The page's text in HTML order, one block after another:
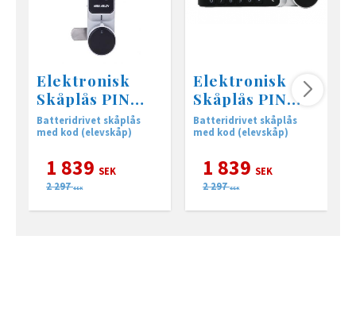
Elektronisk
Skåplås PIN
vertikal •22mm
Batteridrivet skåplås
med kod (elevskåp)
1 839 SEK
2 297 SEK
Elektronisk
Skåplås PIN
höger • 15mm
Batteridrivet skåplås
med kod (elevskåp)
1 839 SEK
2 297 SEK